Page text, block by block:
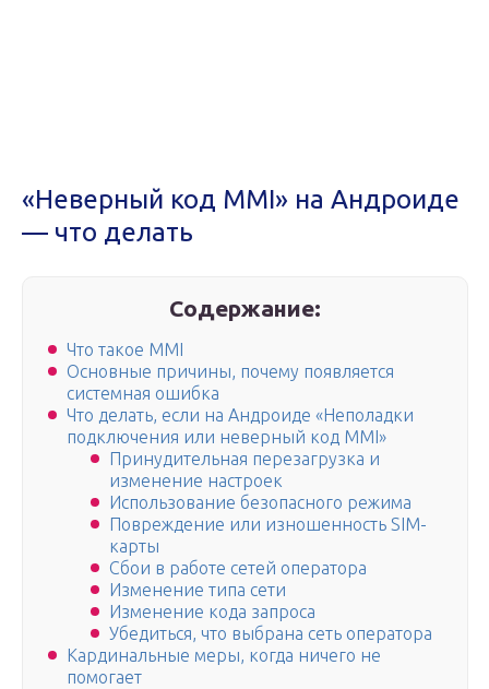
«Неверный код MMI» на Андроиде
— что делать
Содержание:
Что такое MMI
Основные причины, почему появляется
системная ошибка
Что делать, если на Андроиде «Неполадки
подключения или неверный код MMI»
Принудительная перезагрузка и
изменение настроек
Использование безопасного режима
Повреждение или изношенность SIM-
карты
Сбои в работе сетей оператора
Изменение типа сети
Изменение кода запроса
Убедиться, что выбрана сеть оператора
Кардинальные меры, когда ничего не
помогает